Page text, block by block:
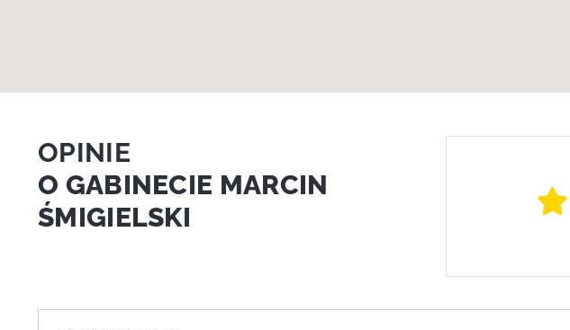
OPINIE
O GABINECIE MARCIN
ŚMIGIELSKI